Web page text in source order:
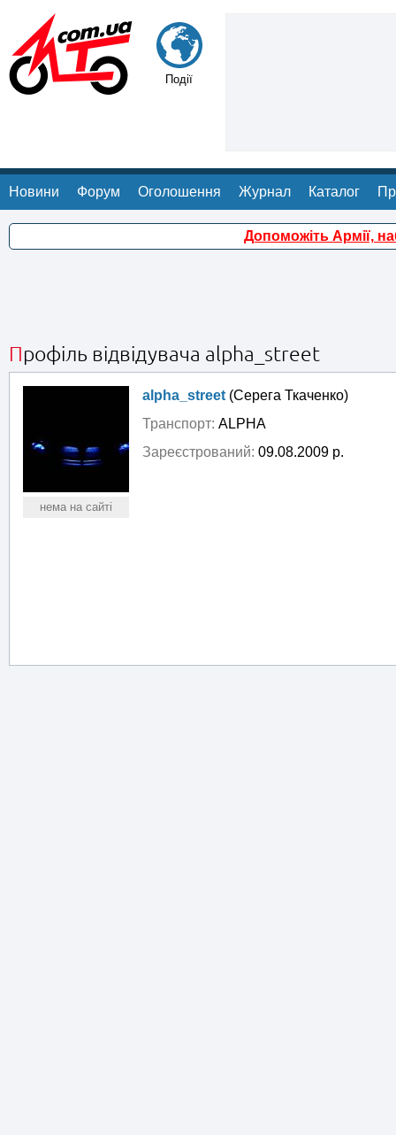
Події
Новини Форум Оголошення Журнал Каталог
Допоможіть Армії,
Профіль відвідувача alpha_street
нема на сайті
alpha_street (Серега Ткаченко)
Транспорт: ALPHA
Зареєстрований: 09.08.2009 р.